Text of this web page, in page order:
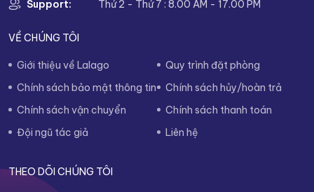
Support:
Thứ 2 - Thứ 7 : 8.00 AM - 17.00 PM
VỀ CHÚNG TÔI
Giới thiệu về Lalago
Quy trình đặt phòng
Chính sách bảo mật thông tin
Chính sách hủy/hoàn trả
Chính sách vận chuyển
Chính sách thanh toán
Đội ngũ tác giả
Liên hệ
THEO DÕI CHÚNG TÔI